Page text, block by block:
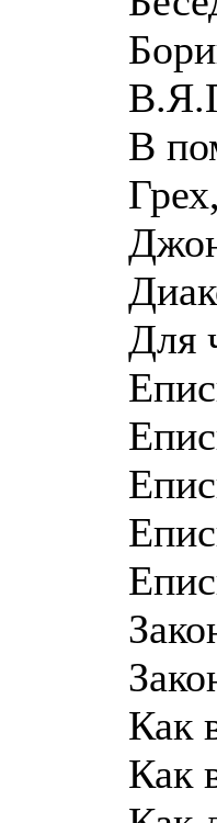
В
Для
Как
Как